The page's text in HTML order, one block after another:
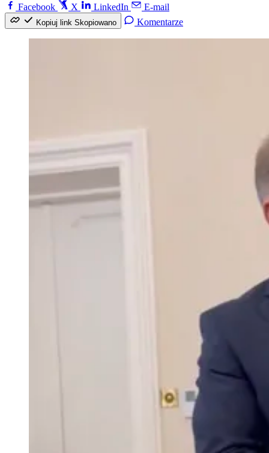
Facebook
X LinkedIn E-mail
Kopiuj link Skopiowano Komentarze